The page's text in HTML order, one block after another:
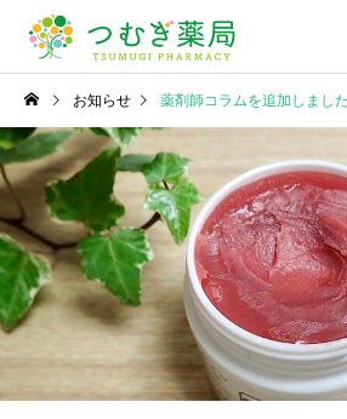
かかりつけ薬局・薬剤
師
漢方薬のこと
深掘り漢方！「桂枝湯」
お知らせ 薬剤師コラムを追加しました